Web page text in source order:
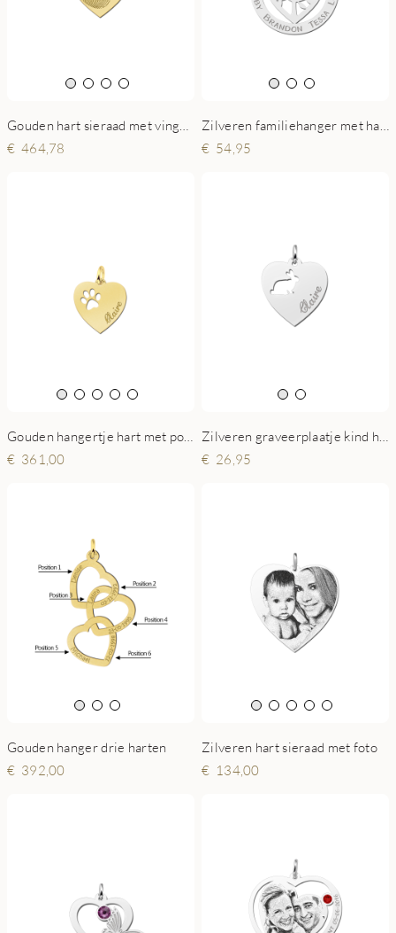
464,78
54,95
361,00
26,95
Gouden hanger drie harten
392,00
Zilveren hart sieraad met foto
134,00